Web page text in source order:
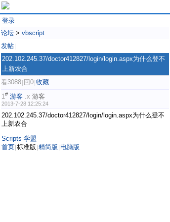
登录
论坛 > vbscript
发帖
202.102.245.37/doctor412827/login/login.aspx为什么登不
上新农合
看3088 回0 收藏
1# 游客 .x 游客
2013-7-28 12:25:24
202.102.245.37/doctor412827/login/login.aspx为什么登不
上新农合
Scripts 学盟
首页 标准版 精简版 电脑版